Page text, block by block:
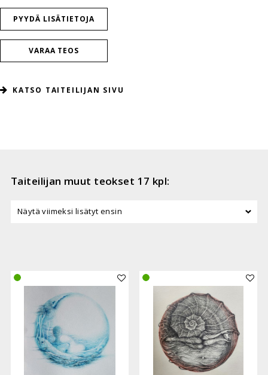
PYYDÄ LISÄTIETOJA
VARAA TEOS
KATSO TAITEILIJAN SIVU
Taiteilijan muut teokset 17 kpl:
Lisää teos kokoelmaan Lisää